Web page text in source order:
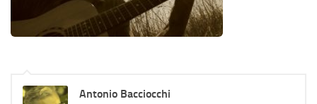
Antonio Bacciocchi